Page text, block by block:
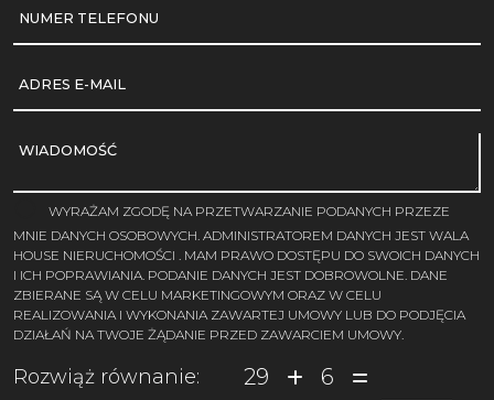
NUMER TELEFONU
ADRES E-MAIL
WIADOMOŚĆ
WYRAŻAM ZGODĘ NA PRZETWARZANIE PODANYCH PRZEZE
MNIE DANYCH OSOBOWYCH. ADMINISTRATOREM DANYCH JEST WALA
HOUSE NIERUCHOMOŚCI . MAM PRAWO DOSTĘPU DO SWOICH DANYCH
I ICH POPRAWIANIA. PODANIE DANYCH JEST DOBROWOLNE. DANE
ZBIERANE SĄ W CELU MARKETINGOWYM ORAZ W CELU
REALIZOWANIA I WYKONANIA ZAWARTEJ UMOWY LUB DO PODJĘCIA
DZIAŁAŃ NA TWOJE ŻĄDANIE PRZED ZAWARCIEM UMOWY.
Rozwiąż równanie: 29 6